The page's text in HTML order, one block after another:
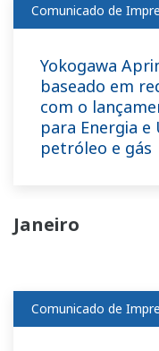
Comunicado de
Yokogawa
baseado em
com o
para Energia
petróleo e gás
Janeiro
Comunicado de